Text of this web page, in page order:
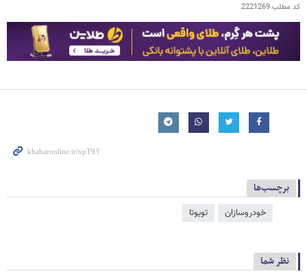
کد مطلب2221269
برچسب‌ها
خودروسازان تویوتا
نظر شما